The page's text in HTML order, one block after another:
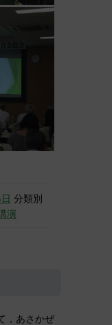
分類別
演
，あさかぜ